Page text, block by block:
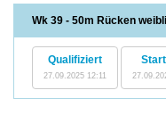
Wk 39 - 50m Rücken
Qualifiziert
27.09.2025 12:11